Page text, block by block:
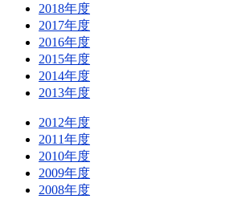
2018年度
2017年度
2016年度
2015年度
2014年度
2013年度
2012年度
2011年度
2010年度
2009年度
2008年度